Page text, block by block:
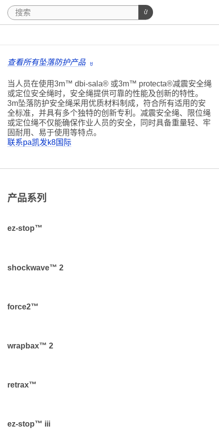
查看所有坠落防护产品
当人员在使用3m™ dbi-sala® 或3m™ protecta®减震安全绳
或定位安全绳时，安全绳提供可靠的性能及创新的特性。
3m坠落防护安全绳采用优质材料制成，符合所有适用的安
全标准，并具有多个独特的创新专利。减震安全绳、限位绳
或定位绳不仅能确保作业人员的安全，同时具备重量轻、牢
固耐用、易于使用等特点。
联系pa凯发k8国际
产品系列
ez-stop™
shockwave™ 2
force2™
wrapbax™ 2
retrax™
ez-stop™ iii